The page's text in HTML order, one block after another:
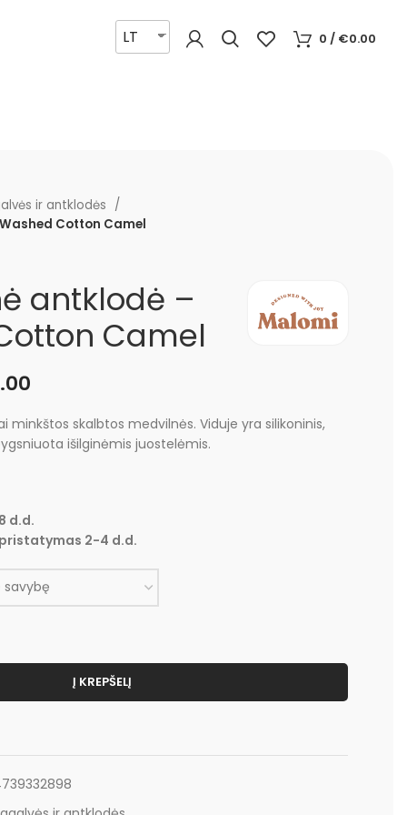
LT 0/ €0.00
ir antklodės
Cotton Camel
antklodė –
Camel
minkštos skalbtos medvilnės. Viduje yra silikoninis,
išilginėmis juostelėmis.
d.d.
2-4 d.d.
Į KREPŠELĮ